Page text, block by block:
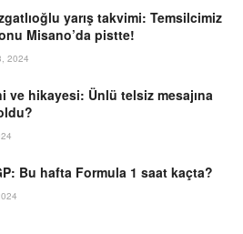
yarış takvimi: Temsilcimiz
Misano’da pistte!
2024
ve hikayesi: Ünlü telsiz mesajına
Bu hafta Formula 1 saat kaçta?